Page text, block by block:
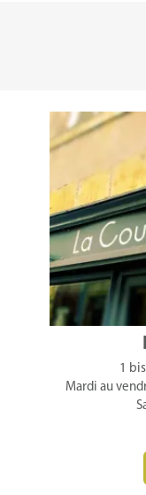
1
Mardi au